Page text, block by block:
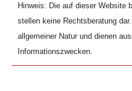
Hinweis: Die auf dieser Website
stellen keine Rechtsberatung
allgemeiner Natur und dienen
Informationszwecken.